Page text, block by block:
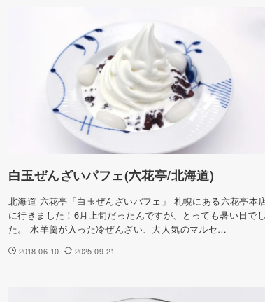
白玉ぜんざいパフェ(六花亭/北海道)
北海道 六花亭「白玉ぜんざいパフェ」 札幌にある六花亭本
に行きました！6月上旬だったんですが、とっても暑い日で
た。 水羊羹が入った冷ぜんざい、大人気のマルセ…
2018-06-10 2025-09-21